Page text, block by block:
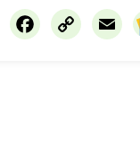
FacebookCopy
Link